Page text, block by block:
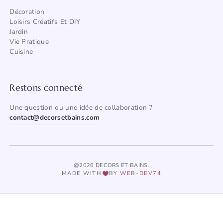
Décoration
Loisirs Créatifs Et DIY
Jardin
Vie Pratique
Cuisine
Restons connecté
Une question ou une idée de collaboration ?
contact@decorsetbains.com
@2026 DECORS ET BAINS.
MADE WITH
BYWEB-DEV74